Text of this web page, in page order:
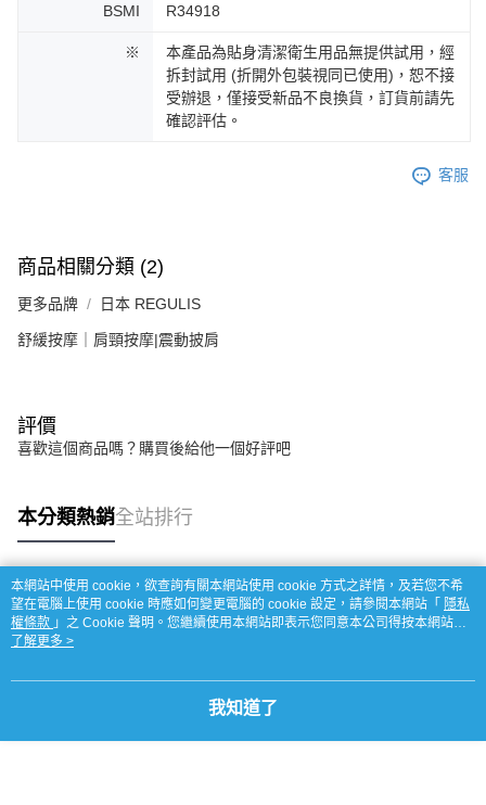
BSMI R34918
※
本產品為貼身清潔衛生用品無提供試用，經
拆封試用 (折開外包裝視同已使用)，恕不接
受辦退，僅接受新品不良換貨，訂貨前請先
確認評估。
客服
商品相關分類 (2)
更多品牌 日本 REGULIS
舒緩按摩｜肩頸按摩|震動披肩
評價
喜歡這個商品嗎？購買後給他一個好評吧
本分類熱銷全站排行
熱門標籤
本網站中使用 cookie，欲查詢有關本網站使用 cookie 方式之詳情，及若您不希
望在電腦上使用 cookie 時應如何變更電腦的 cookie 設定，請參閱本網站「 隱私
權條款 」之 Cookie 聲明。您繼續使用本網站即表示您同意本公司得按本網站使
用條款之 Cookie 聲明使用 cookie。
了解更多 >
我知道了